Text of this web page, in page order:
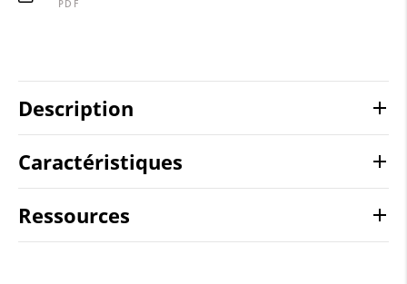
PDF
Description
Caractéristiques
Ressources